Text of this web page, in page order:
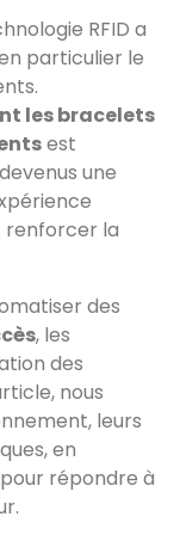
RFID a
particulier le
les bracelets
est
une
renforcer la
des
, les
des
nous
leurs
en
répondre à